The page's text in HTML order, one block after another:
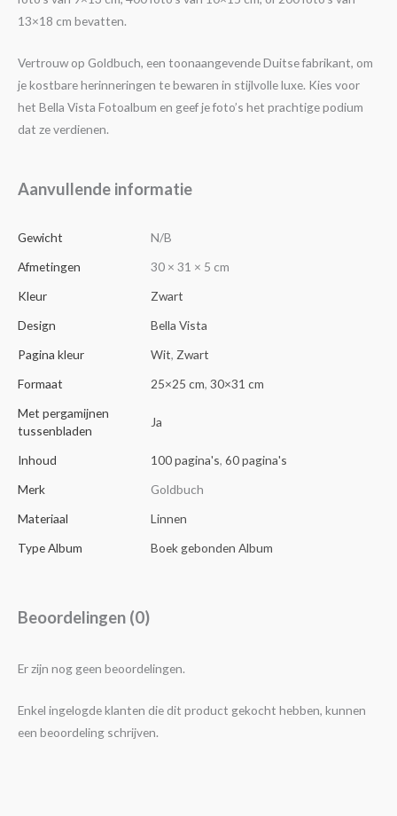
13×18 cm bevatten.
Vertrouw op Goldbuch, een toonaangevende Duitse fabrikant, om
je kostbare herinneringen te bewaren in stijlvolle luxe. Kies voor
het Bella Vista Fotoalbum en geef je foto’s het prachtige podium
dat ze verdienen.
Aanvullende informatie
Gewicht
N/B
Afmetingen
30 × 31 × 5 cm
Kleur
Zwart
Design
Bella Vista
Pagina kleur
Wit, Zwart
Formaat
25×25 cm, 30×31 cm
Met pergamijnen
tussenbladen
Ja
Inhoud 100 pagina's, 60 pagina's
Merk
Goldbuch
Materiaal
Linnen
Type Album
Boek gebonden Album
Beoordelingen (0)
Er zijn nog geen beoordelingen.
Enkel ingelogde klanten die dit product gekocht hebben, kunnen
een beoordeling schrijven.